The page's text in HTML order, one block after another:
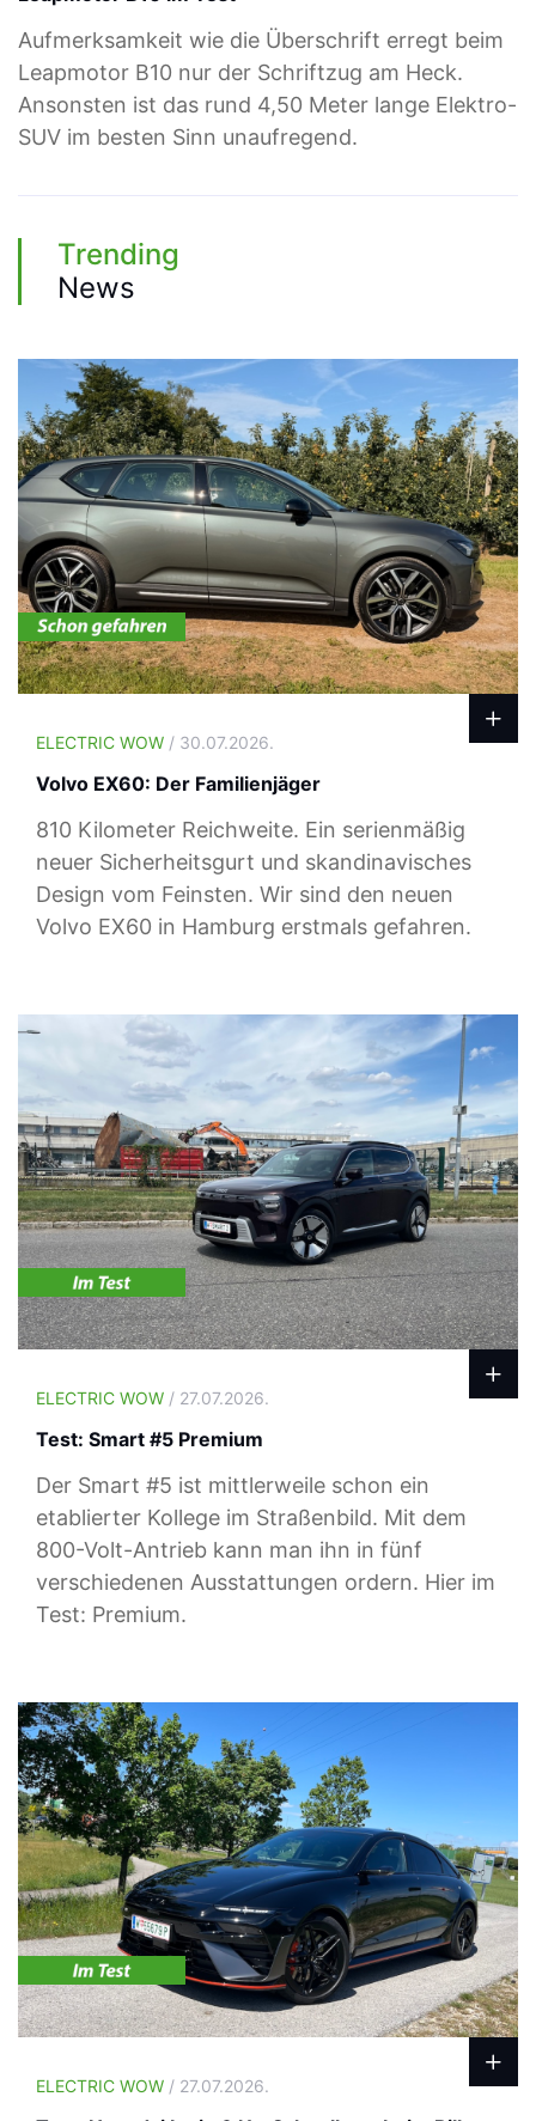
Aufmerksamkeit wie die Überschrift erregt beim
Leapmotor B10 nur der Schriftzug am Heck.
Ansonsten ist das rund 4,50 Meter lange Elektro-
SUV im besten Sinn unaufregend.
Trending
News
ELECTRIC WOW / 30.07.2026.
Volvo EX60: Der Familienjäger
810 Kilometer Reichweite. Ein serienmäßig
neuer Sicherheitsgurt und skandinavisches
Design vom Feinsten. Wir sind den neuen
Volvo EX60 in Hamburg erstmals gefahren.
ELECTRIC WOW / 27.07.2026.
Test: Smart #5 Premium
Der Smart #5 ist mittlerweile schon ein
etablierter Kollege im Straßenbild. Mit dem
800-Volt-Antrieb kann man ihn in fünf
verschiedenen Ausstattungen ordern. Hier im
Test: Premium.
ELECTRIC WOW / 27.07.2026.